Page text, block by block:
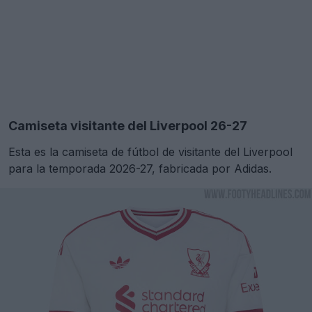
Camiseta visitante del Liverpool 26-27
Esta es la camiseta de fútbol de visitante del Liverpool
para la temporada 2026-27, fabricada por Adidas.